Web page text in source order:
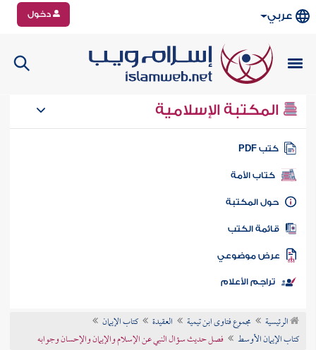
عربي دخول
المكتبة الإسلامية
كتب PDF
كتاب الأمة
المكتبة
الكتب
موضوعي
تراجم الأعلام
الرئيسية مجموع فتاوى ابن تيمية العقيدة
كتاب الإيمان
كتاب الإيمان الأوسط
فصل حديث سؤال النبي عن الإسلام والإيمان والإحسان وجوابه